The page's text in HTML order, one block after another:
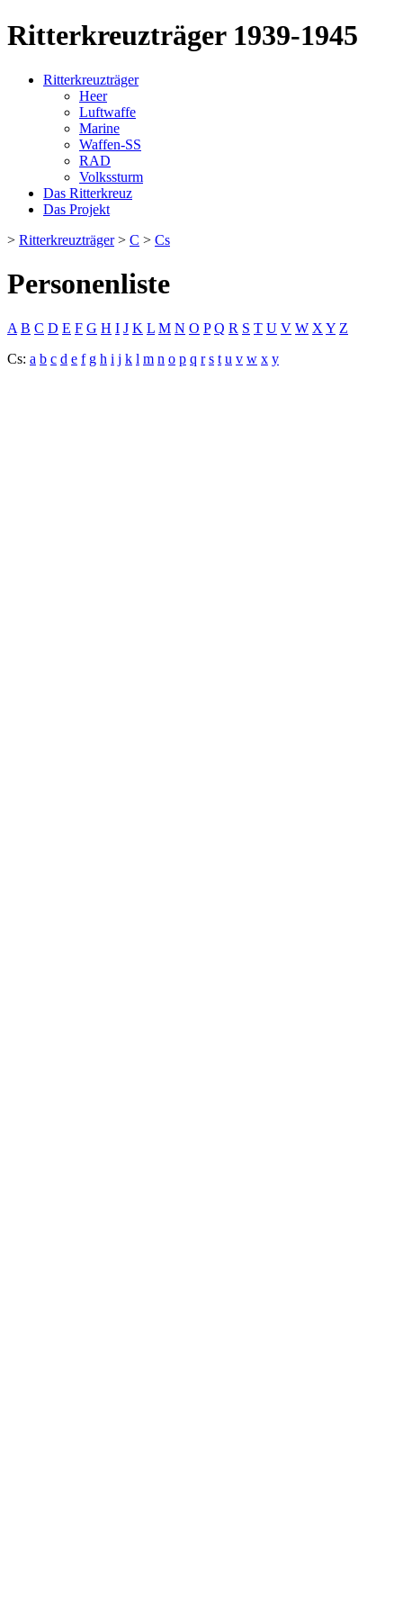
Ritterkreuzträger 1939-1945
Ritterkreuzträger
Heer
Luftwaffe
Marine
Waffen-SS
RAD
Volkssturm
Das Ritterkreuz
Das Projekt
> Ritterkreuzträger> C > Cs
Personenliste
A B C D E F G H I J K L M N O P Q R S T U V W X Y Z
Cs: a b c d e f g h i j k l m n o p q r s t u v w x y